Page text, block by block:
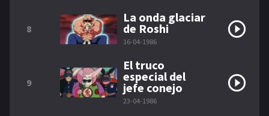
8
La onda glaciar
de Roshi
16-04-1986
9
El truco
especial del
jefe conejo
23-04-1986